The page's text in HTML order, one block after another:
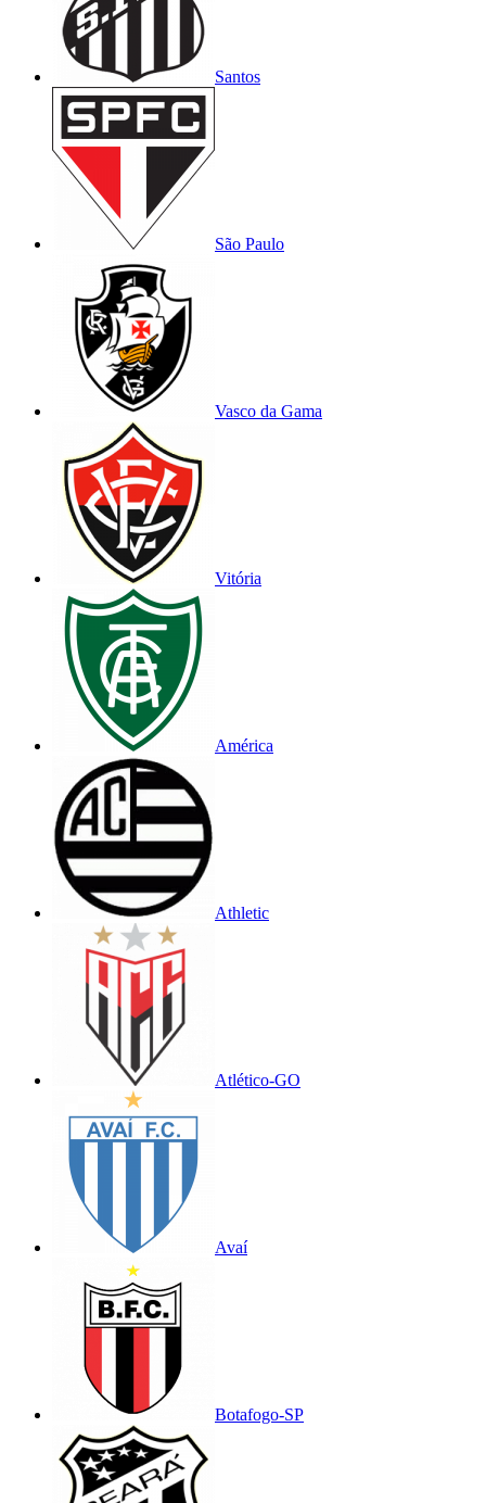
Santos
São Paulo
Vasco da Gama
Vitória
América
Athletic
Atlético-GO
Avaí
Botafogo-SP